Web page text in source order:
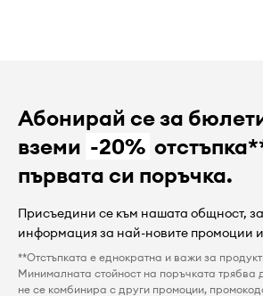
Абонирай се за
вземи -20%
първата си поръчка.
Присъедини се към нашата общност,
информация за най-новите промоции
**Отстъпката е еднократна и важи за
Минималната стойност на поръчката трябва
не се комбинира с други промоции,